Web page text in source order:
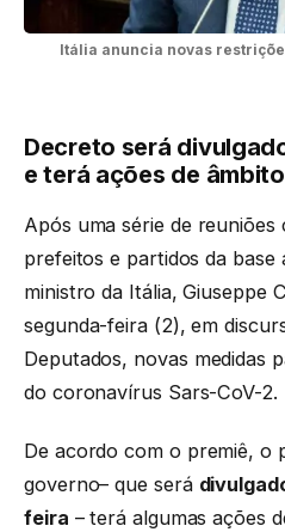
Itália anuncia novas
Decreto será
e terá ações de
Após uma série de reuniões
prefeitos e partidos da base
ministro da Itália, Giuseppe
segunda-feira (2), em
Deputados, novas medidas
do coronavírus Sars-CoV-2.
De acordo com o premiê, o
governo– que será
feira – terá algumas ações